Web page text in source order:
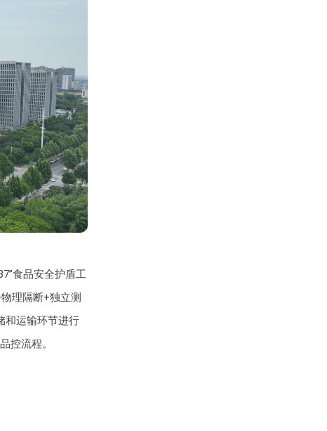
食品安全护盾工
理隔断+独立测
和运输环节进行
控流程。